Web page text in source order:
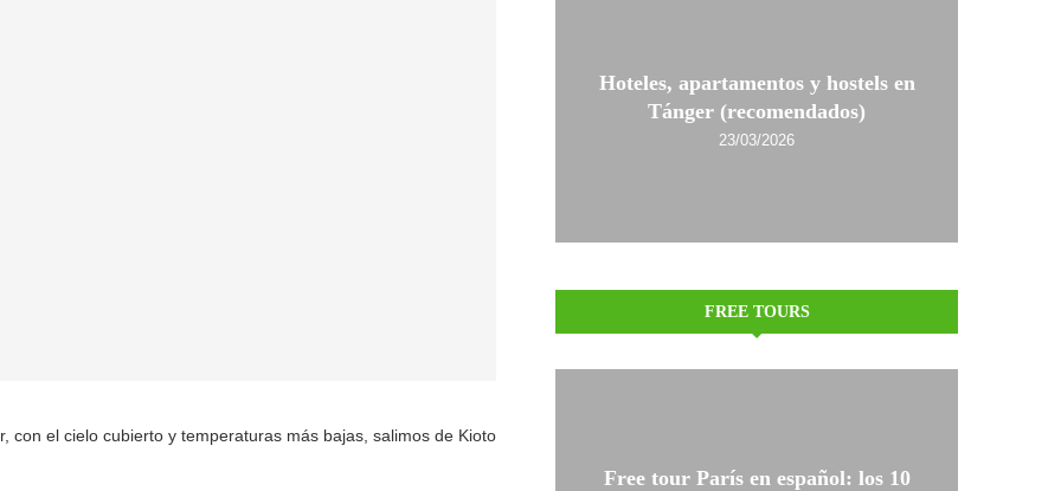
con el cielo cubierto y temperaturas más bajas, salimos de Kioto
Hoteles, apartamentos y hostels en
Tánger (recomendados)
23/03/2026
FREE TOURS
Free tour París en español: los 10